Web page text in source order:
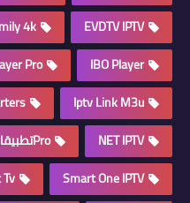
EVDTV IPTV
4k
IBO Player
Pro
Iptv Link M3u
NET IPTV
Proتطبيقات IPTV
Smart One IPTV